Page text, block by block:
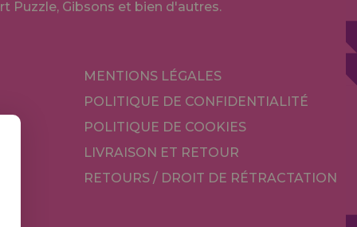
Puzzle, Gibsons et bien d'autres.
MENTIONS LÉGALES
POLITIQUE DE CONFIDENTIALITÉ
POLITIQUE DE COOKIES
LIVRAISON ET RETOUR
RETOURS / DROIT DE RÉTRACTATION